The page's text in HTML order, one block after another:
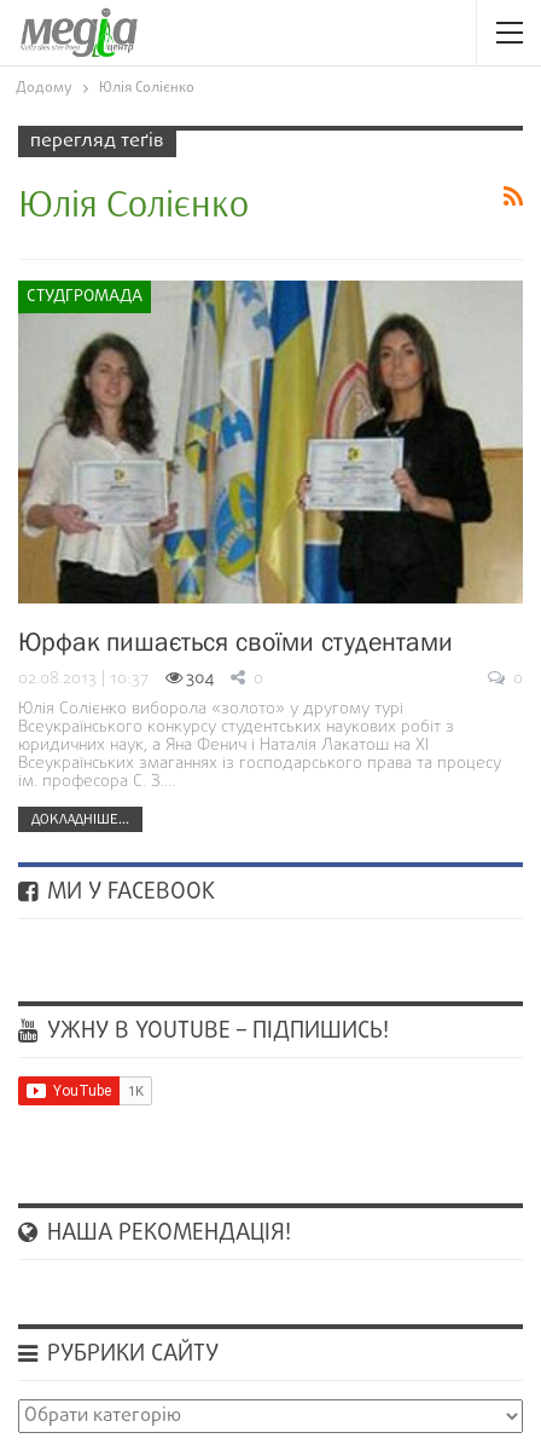
Додому Юлія Солієнко
перегляд теґів
Юлія Солієнко
СТУДГРОМАДА
Юрфак пишається своїми студентами
02.08.2013 | 10:37 304 0
0
Юлія Солієнко виборола «золото» у другому турі
Всеукраїнського конкурсу студентських наукових робіт з
юридичних наук, а Яна Фенич і Наталія Лакатош на XI
Всеукраїнських змаганнях із господарського права та процесу
ім. професора С. З.…
ДОКЛАДНІШЕ...
МИ У FACEBOOK
УЖНУ В YOUTUBE – ПІДПИШИСЬ!
НАША РЕКОМЕНДАЦІЯ!
РУБРИКИ САЙТУ
Рубрики